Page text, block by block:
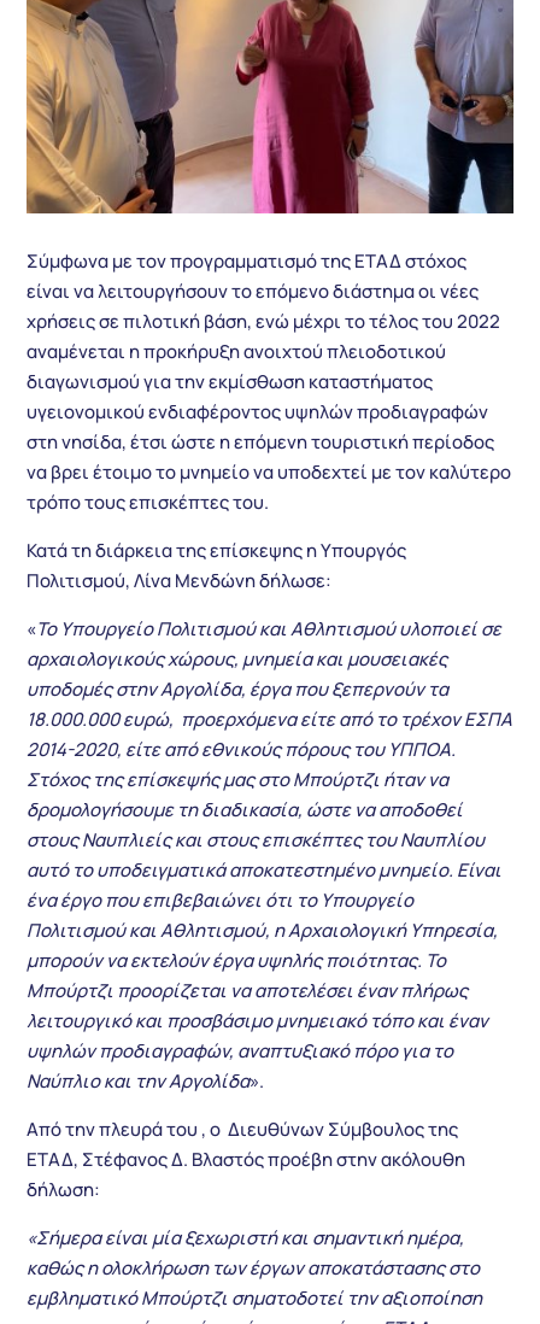
Σύμφωνα με τον προγραμματισμό της ΕΤΑΔ στόχος
είναι να λειτουργήσουν το επόμενο διάστημα οι νέες
χρήσεις σε πιλοτική βάση, ενώ μέχρι το τέλος του 2022
αναμένεται η προκήρυξη ανοιχτού πλειοδοτικού
διαγωνισμού για την εκμίσθωση καταστήματος
υγειονομικού ενδιαφέροντος υψηλών προδιαγραφών
στη νησίδα, έτσι ώστε η επόμενη τουριστική περίοδος
να βρει έτοιμο το μνημείο να υποδεχτεί με τον καλύτερο
τρόπο τους επισκέπτες του.
Κατά τη διάρκεια της επίσκεψης η Υπουργός
Πολιτισμού, Λίνα Μενδώνη δήλωσε:
«Το Υπουργείο Πολιτισμού και Αθλητισμού υλοποιεί σε
αρχαιολογικούς χώρους, μνημεία και μουσειακές
υποδομές στην Αργολίδα, έργα που ξεπερνούν τα
18.000.000 ευρώ, προερχόμενα είτε από το τρέχον ΕΣΠΑ
2014-2020, είτε από εθνικούς πόρους του ΥΠΠΟΑ.
Στόχος της επίσκεψής μας στο Μπούρτζι ήταν να
δρομολογήσουμε τη διαδικασία, ώστε να αποδοθεί
στους Ναυπλιείς και στους επισκέπτες του Ναυπλίου
αυτό το υποδειγματικά αποκατεστημένο μνημείο. Είναι
ένα έργο που επιβεβαιώνει ότι το Υπουργείο
Πολιτισμού και Αθλητισμού, η Αρχαιολογική Υπηρεσία,
μπορούν να εκτελούν έργα υψηλής ποιότητας. Το
Μπούρτζι προορίζεται να αποτελέσει έναν πλήρως
λειτουργικό και προσβάσιμο μνημειακό τόπο και έναν
υψηλών προδιαγραφών, αναπτυξιακό πόρο για το
Ναύπλιο και την Αργολίδα».
Από την πλευρά του , ο Διευθύνων Σύμβουλος της
ΕΤΑΔ, Στέφανος Δ. Βλαστός προέβη στην ακόλουθη
δήλωση:
«Σήμερα είναι μία ξεχωριστή και σημαντική ημέρα,
καθώς η ολοκλήρωση των έργων αποκατάστασης στο
εμβληματικό Μπούρτζι σηματοδοτεί την αξιοποίηση